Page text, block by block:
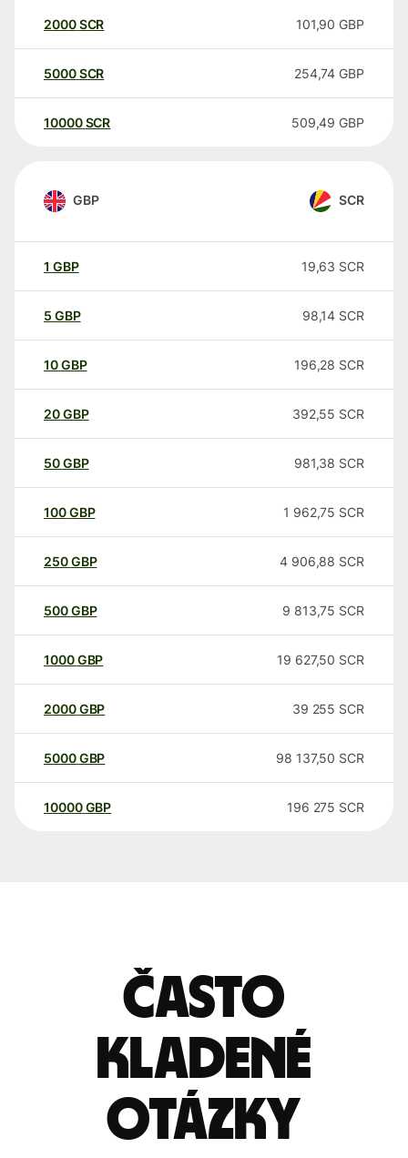
2000SCR 101,90 GBP
5000SCR 254,74 GBP
10000 SCR 509,49 GBP
GBP SCR
1 GBP 19,63 SCR
5 GBP 98,14 SCR
10GBP 196,28 SCR
20GBP 392,55 SCR
50GBP 981,38 SCR
100GBP 1 962,75 SCR
250GBP 4 906,88 SCR
500GBP 9 813,75 SCR
1000GBP 19 627,50 SCR
2000GBP 39 255 SCR
5000GBP 98 137,50 SCR
10000 GBP 196 275 SCR
Často
kladené
otázky